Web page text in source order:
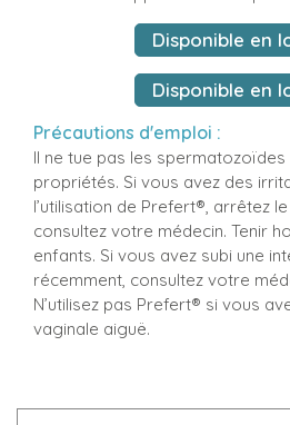
Disponible en
Disponible en
Précautions d'emploi :
Il ne tue pas les
propriétés. Si vous avez des
l’utilisation de Prefert®, arrêtez
consultez votre médecin. Tenir
enfants. Si vous avez subi une
récemment, consultez votre
N’utilisez pas Prefert® si vous
vaginale aiguë.